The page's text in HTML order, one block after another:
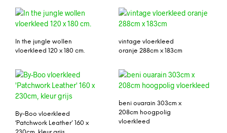
In the jungle wollen
vloerkleed 120 x 180 cm.
vintage vloerkleed
oranje 288cm x 183cm
By-Boo vloerkleed
‘Patchwork Leather’ 160 x
beni ouarain 303cm x
208cm hoogpolig
vloerkleed